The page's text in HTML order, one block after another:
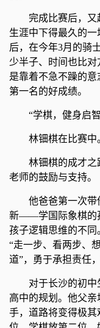
完成比赛后，又
生涯中下得最久的一
后，在今年3月的骑
少半子、时间也比
是靠着不急不躁的
第一名的好成绩。
“学棋，健身启
林钿棋在比赛中
林钿棋的成才之
老师的鼓励与支持。
他爸爸第一次
新——学国际象棋的
孩子逻辑思维的不同
“走一步、看两步、
道”，勇于承担责任
对于长沙的初
高中的规划。他父
手，道路将变得极